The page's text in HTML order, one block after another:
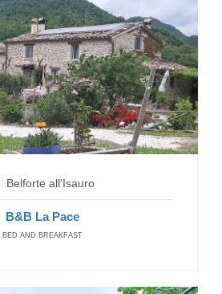
Belforte all'Isauro
B&B La Pace
BED AND BREAKFAST